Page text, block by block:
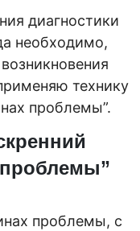
диагностики
необходимо,
технику
проблемы”.
проблемы, с